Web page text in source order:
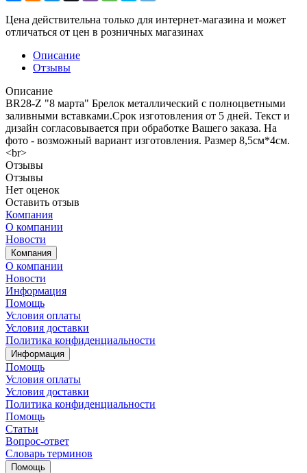
Цена действительна только для интернет-магазина и может
отличаться от цен в розничных магазинах
Описание
Отзывы
Описание
BR28-Z "8 марта" Брелок металлический с полноцветными
заливными вставками.Срок изготовления от 5 дней. Текст и
дизайн согласовывается при обработке Вашего заказа. На
фото - возможный вариант изготовления. Размер 8,5см*4см.
<br>
Отзывы
Отзывы
Нет оценок
Оставить отзыв
Компания
О компании
Новости
Компания
О компании
Новости
Информация
Помощь
Условия оплаты
Условия доставки
Политика конфиденциальности
Информация
Помощь
Условия оплаты
Условия доставки
Политика конфиденциальности
Помощь
Статьи
Вопрос-ответ
Словарь терминов
Помощь